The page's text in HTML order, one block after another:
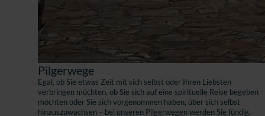
Pilgerwege
Egal, ob Sie etwas Zeit mit sich selbst oder Ihren Liebsten
verbringen möchten, ob Sie sich auf eine spirituelle Reise begeben
möchten oder Sie sich vorgenommen haben, über sich selbst
hinauszuwachsen – bei unseren Pilgerwegen werden Sie fündig.